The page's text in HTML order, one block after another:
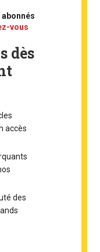
abonnés
vous
dès
accès
des